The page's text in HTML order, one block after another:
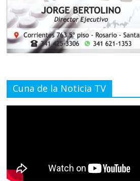
Cuna de la Noticia TV